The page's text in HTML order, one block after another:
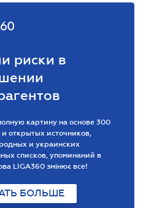
риски в
картину на основе 300
и открытых источников,
и украинских
списков, упоминаний в
LIGA360 змінює все!
БОЛЬШЕ